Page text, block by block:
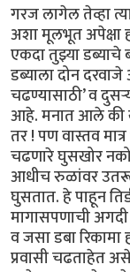
गरज लागेल तेव्हा
अशा मूलभूत अपेक्षा
एकदा तुझ्या डब्याचे
डब्याला दोन
चढण्यासाठी’ व
आहे. मनात आले की
तर ! पण वास्तव
चढणारे घुसखोर
आधीच रुळांवर
घुसतात. हे पाहून
मागासपणाची
व जसा डबा रिकामा
प्रवासी चढताहेत असे